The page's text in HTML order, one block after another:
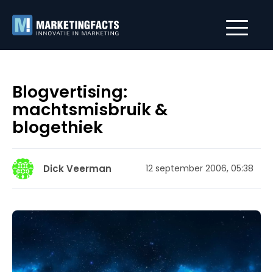
Blogvertising:
machtsmisbruik &
blogethiek
Dick Veerman 12 september 2006, 05:38